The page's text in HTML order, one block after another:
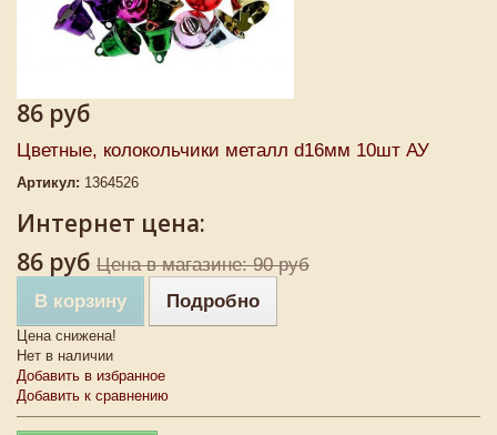
86 руб
Цветные, колокольчики металл d16мм 10шт АУ
Артикул: 1364526
Интернет цена:
86 руб Цена в магазине: 90 руб
В корзину
Подробно
Цена снижена!
Нет в наличии
Добавить в избранное
Добавить к сравнению